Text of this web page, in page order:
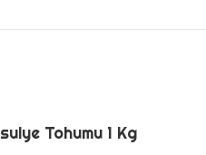
Tohumu 1 Kg